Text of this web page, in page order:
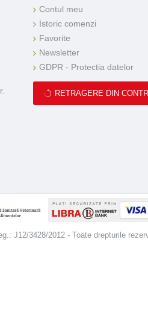
Contul meu
Istoric comenzi
Favorite
Newsletter
GDPR - Protectia datelor
RETRAGERE DIN
J12/3428/2012 - Toate drepturile